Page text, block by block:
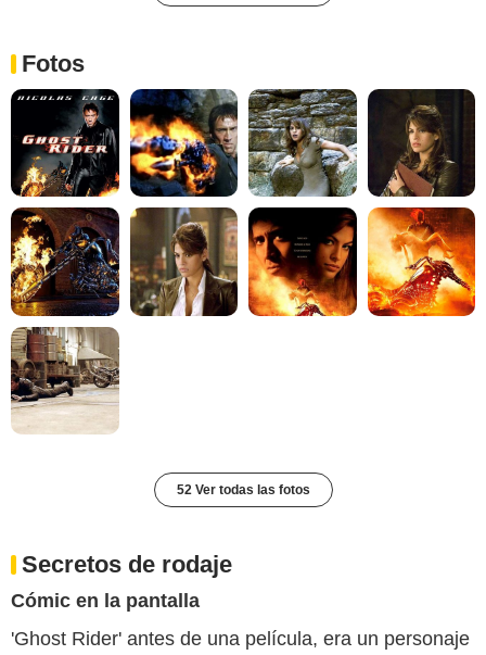
Fotos
52 Ver todas las fotos
Secretos de rodaje
Cómic en la pantalla
'Ghost Rider' antes de una película, era un personaje